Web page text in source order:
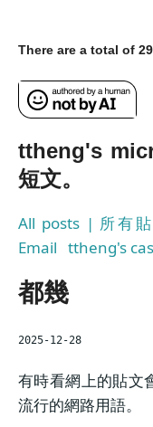
There are a total of
ttheng's
短文。
All posts | 所有
Email ttheng's
都幾
2025-12-28
有時看網上的貼文
流行的網路用語。